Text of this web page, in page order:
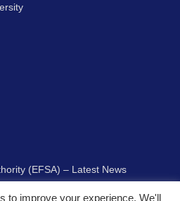
(EFSA) – Latest News
to improve your experience. We'll